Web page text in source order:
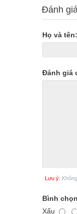
Đánh
Họ và tên:
Đánh giá
Lưu ý:
Bình
Xấu